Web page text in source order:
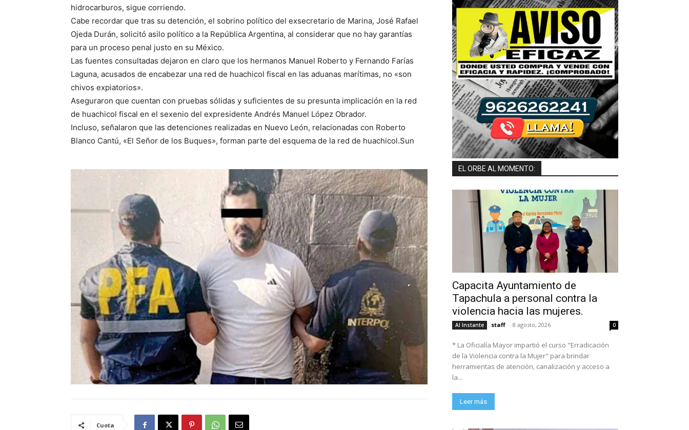
hidrocarburos, sigue corriendo.
Cabe recordar que tras su detención, el sobrino político del exsecretario de Marina, José Rafael
Ojeda Durán, solicitó asilo político a la República Argentina, al considerar que no hay garantías
para un proceso penal justo en su México.
Las fuentes consultadas dejaron en claro que los hermanos Manuel Roberto y Fernando Farías
Laguna, acusados de encabezar una red de huachicol fiscal en las aduanas marítimas, no «son
chivos expiatorios».
Aseguraron que cuentan con pruebas sólidas y suficientes de su presunta implicación en la red
de huachicol fiscal en el sexenio del expresidente Andrés Manuel López Obrador.
Incluso, señalaron que las detenciones realizadas en Nuevo León, relacionadas con Roberto
Blanco Cantú, «El Señor de los Buques», forman parte del esquema de la red de huachicol.Sun
Cuota
EL ORBE AL MOMENTO:
Capacita Ayuntamiento de
Tapachula a personal contra la
violencia hacia las mujeres.
Al Instante staff - 8 agosto, 2026 0
* La Oficialía Mayor impartió el curso "Erradicación
de la Violencia contra la Mujer" para brindar
herramientas de atención, canalización y acceso a
la...
Leer más